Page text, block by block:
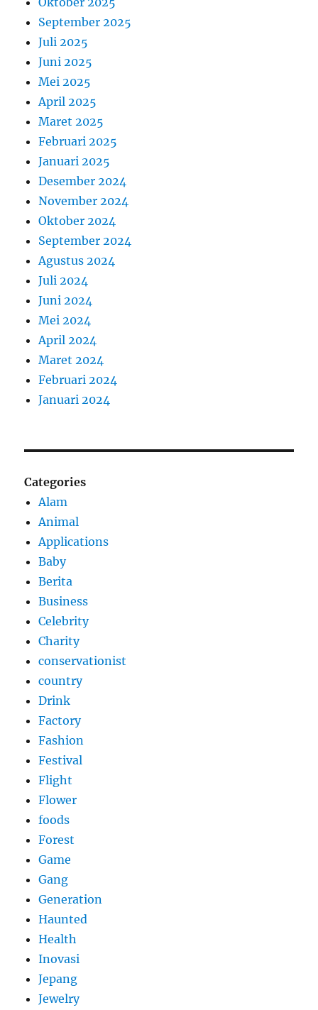
September 2025
Juli 2025
Juni 2025
Mei 2025
April 2025
Maret 2025
Februari 2025
Januari 2025
Desember 2024
November 2024
Oktober 2024
September 2024
Agustus 2024
Juli 2024
Juni 2024
Mei 2024
April 2024
Maret 2024
Februari 2024
Januari 2024
Categories
Alam
Animal
Applications
Baby
Berita
Business
Celebrity
Charity
conservationist
country
Drink
Factory
Fashion
Festival
Flight
Flower
foods
Forest
Game
Gang
Generation
Haunted
Health
Inovasi
Jepang
Jewelry